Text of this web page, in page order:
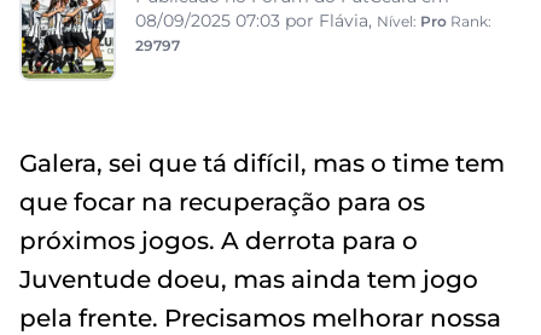
08/09/2025 07:03 por Flávia, Nível: Pro Rank:
29797
Galera, sei que tá difícil, mas o time tem
que focar na recuperação para os
próximos jogos. A derrota para o
Juventude doeu, mas ainda tem jogo
pela frente. Precisamos melhorar nossa